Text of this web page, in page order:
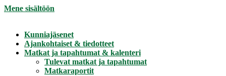
Mene sisältöön
Kunniajäsenet
Ajankohtaiset & tiedotteet
Matkat ja tapahtumat & kalenteri
Tulevat matkat ja tapahtumat
Matkaraportit